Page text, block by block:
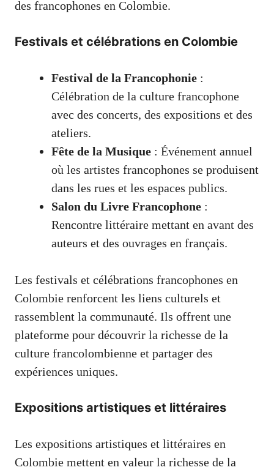
des francophones en Colombie.
Festivals et célébrations en Colombie
Festival de la Francophonie :
Célébration de la culture francophone
avec des concerts, des expositions et des
ateliers.
Fête de la Musique : Événement annuel
où les artistes francophones se produisent
dans les rues et les espaces publics.
Salon du Livre Francophone :
Rencontre littéraire mettant en avant des
auteurs et des ouvrages en français.
Les festivals et célébrations francophones en
Colombie renforcent les liens culturels et
rassemblent la communauté. Ils offrent une
plateforme pour découvrir la richesse de la
culture francolombienne et partager des
expériences uniques.
Expositions artistiques et littéraires
Les expositions artistiques et littéraires en
Colombie mettent en valeur la richesse de la